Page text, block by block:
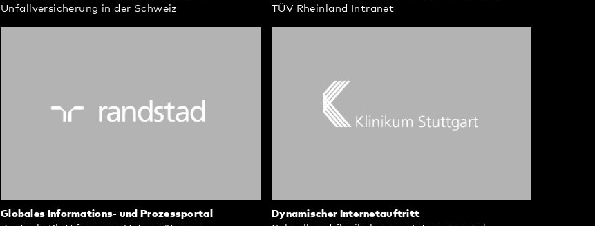
Unfallversicherung in der Schweiz
TÜV Rheinland Intranet
Globales Informations- und Prozessportal
Dynamischer Internetauftritt